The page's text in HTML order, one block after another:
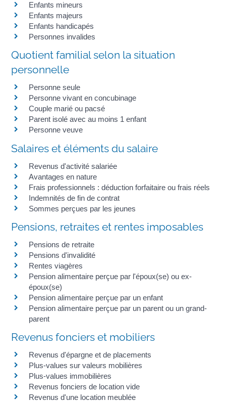
Enfants mineurs
Enfants majeurs
Enfants handicapés
Personnes invalides
Quotient familial selon la situation
personnelle
Personne seule
Personne vivant en concubinage
Couple marié ou pacsé
Parent isolé avec au moins 1 enfant
Personne veuve
Salaires et éléments du salaire
Revenus d'activité salariée
Avantages en nature
Frais professionnels : déduction forfaitaire ou frais réels
Indemnités de fin de contrat
Sommes perçues par les jeunes
Pensions, retraites et rentes imposables
Pensions de retraite
Pensions d'invalidité
Rentes viagères
Pension alimentaire perçue par l'époux(se) ou ex-
époux(se)
Pension alimentaire perçue par un enfant
Pension alimentaire perçue par un parent ou un grand-
parent
Revenus fonciers et mobiliers
Revenus d'épargne et de placements
Plus-values sur valeurs mobilières
Plus-values immobilières
Revenus fonciers de location vide
Revenus d'une location meublée